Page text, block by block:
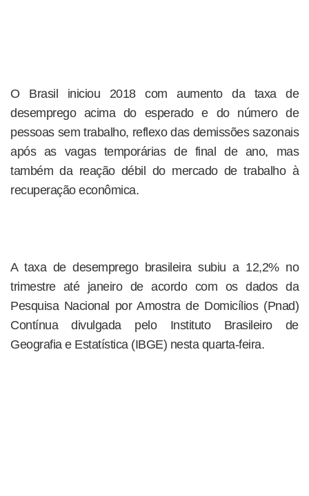
O Brasil iniciou 2018 com aumento da taxa de
desemprego acima do esperado e do número de
pessoas sem trabalho, reflexo das demissões sazonais
após as vagas temporárias de final de ano, mas
também da reação débil do mercado de trabalho à
recuperação econômica.
A taxa de desemprego brasileira subiu a 12,2% no
trimestre até janeiro de acordo com os dados da
Pesquisa Nacional por Amostra de Domicílios (Pnad)
Contínua divulgada pelo Instituto Brasileiro de
Geografia e Estatística (IBGE) nesta quarta-feira.